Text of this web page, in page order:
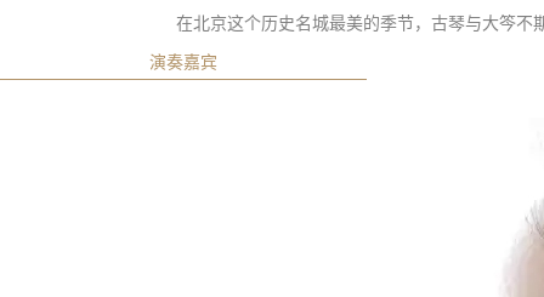
在北京这个历史名城最美的季节，古琴与大笒
演奏嘉宾